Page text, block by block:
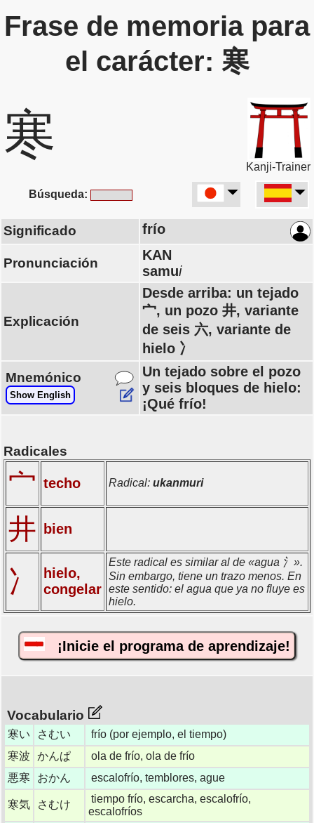
Frase de memoria para
el carácter: 寒
寒
Kanji-Trainer
Búsqueda:
Significado frío
Pronunciación
KAN
samui
Explicación
Desde arriba: un tejado
宀, un pozo 井, variante
de seis 六, variante de
hielo 冫
Mnemónico
Show English
Un tejado sobre el pozo
y seis bloques de hielo:
¡Qué frío!
Radicales
宀 techo Radical: ukanmuri
井 bien
冫
hielo,
congelar
Este radical es similar al de «agua 氵».
Sin embargo, tiene un trazo menos. En
este sentido: el agua que ya no fluye es
hielo.
¡Inicie el programa de aprendizaje!
Vocabulario
寒い さむい
frío (por ejemplo, el tiempo)
寒波
かんぱ
ola de frío, ola de frío
悪寒
おかん escalofrío, temblores, ague
寒気 さむけ
tiempo frío, escarcha, escalofrío,
escalofríos